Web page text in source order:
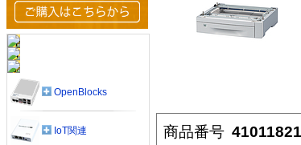
商品番号 41011821
OpenBlocks
IoT関連